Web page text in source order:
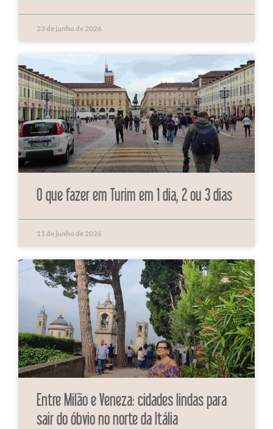
23 de junho de 2026
O que fazer em Turim em 1 dia, 2 ou 3 dias
11 de junho de 2026
Entre Milão e Veneza: cidades lindas para
sair do óbvio no norte da Itália